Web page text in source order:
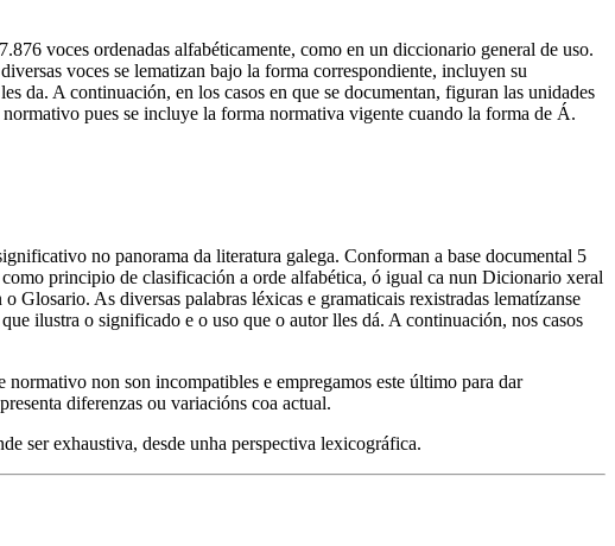
voces ordenadas alfabéticamente, como en un diccionario general de uso.
voces se lematizan bajo la forma correspondiente, incluyen su
da. A continuación, en los casos en que se documentan, figuran las unidades
pues se incluye la forma normativa vigente cuando la forma de Á.
no panorama da literatura galega. Conforman a base documental 5
principio de clasificación a orde alfabética, ó igual ca nun Dicionario xeral
Glosario. As diversas palabras léxicas e gramaticais rexistradas lematízanse
ilustra o significado e o uso que o autor lles dá. A continuación, nos casos
non son incompatibles e empregamos este último para dar
diferenzas ou variacións coa actual.
ser exhaustiva, desde unha perspectiva lexicográfica.